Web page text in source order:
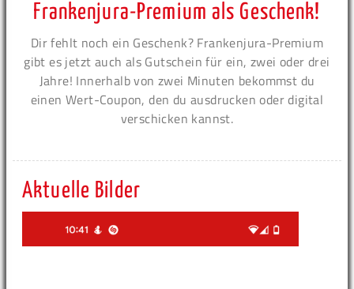
Frankenjura-Premium als Geschenk!
Dir fehlt noch ein Geschenk? Frankenjura-Premium
gibt es jetzt auch als Gutschein für ein, zwei oder drei
Jahre! Innerhalb von zwei Minuten bekommst du
einen Wert-Coupon, den du ausdrucken oder digital
verschicken kannst.
Aktuelle Bilder